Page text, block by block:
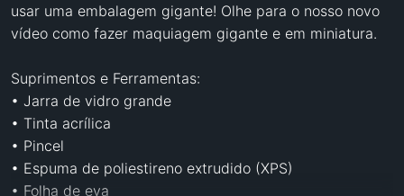
usar uma embalagem gigante! Olhe para o nosso novo
vídeo como fazer maquiagem gigante e em miniatura.
Suprimentos e Ferramentas:
• Jarra de vidro grande
• Tinta acrílica
• Pincel
• Espuma de poliestireno extrudido (XPS)
• Folha de eva